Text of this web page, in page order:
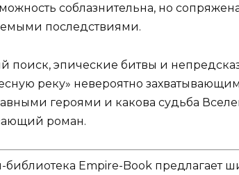
соблазнительна, но
последствиями.
поиск, эпические битвы и
реку» невероятно
героями и какова судьба
роман.
библиотека Empire-Book предлагает